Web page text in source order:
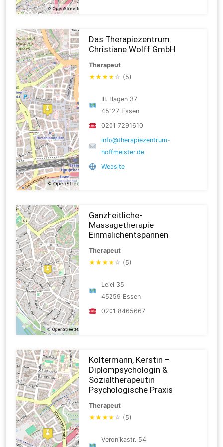
Das Therapiezentrum
Christiane Wolff GmbH
Therapeut
★★★★ ☆ (5)
III. Hagen 37
45127 Essen
0201 7291610
info@therapiezentrum-
hoffmeister.de
Website
Ganzheitliche-
Massagetherapie
Einmalichentspannen
Therapeut
★★★★ ☆ (5)
Lelei 35
45259 Essen
0201 8465667
Koltermann, Kerstin –
Diplompsychologin &
Sozialtherapeutin
Psychologische Praxis
Therapeut
★★★★ ☆ (5)
Veronikastr. 54